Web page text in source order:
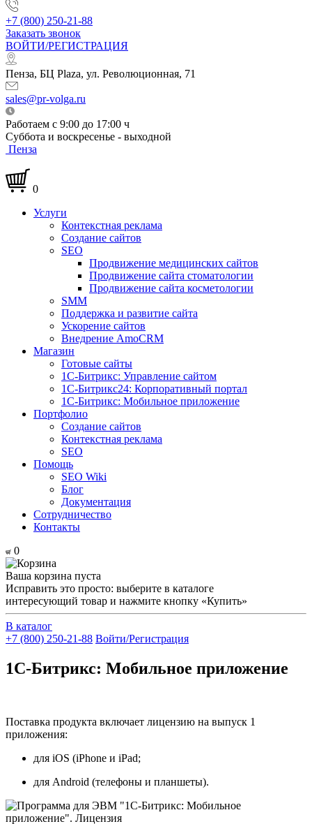
+7 (800) 250-21-88
Заказать звонок
ВОЙТИ/РЕГИСТРАЦИЯ
Пенза, БЦ Plaza, ул. Революционная, 71
sales@pr-volga.ru
Работаем с 9:00 до 17:00 ч
Суббота и воскресенье - выходной
Пенза
0
Услуги
Контекстная реклама
Создание сайтов
SEO
Продвижение медицинских сайтов
Продвижение сайта стоматологии
Продвижение сайта косметологии
SMM
Поддержка и развитие сайта
Ускорение сайтов
Внедрение AmoCRM
Магазин
Готовые сайты
1С-Битрикс: Управление сайтом
1С-Битрикс24: Корпоративный портал
1С-Битрикс: Мобильное приложение
Портфолио
Создание сайтов
Контекстная реклама
SEO
Помощь
SEO Wiki
Блог
Документация
Сотрудничество
Контакты
0
Ваша корзина пуста
Исправить это просто: выберите в каталоге
интересующий товар и нажмите кнопку «Купить»
В каталог
+7 (800) 250-21-88 Войти/Регистрация
1С-Битрикс: Мобильное приложение
Поставка продукта включает лицензию на выпуск 1
приложения:
для iOS (iPhone и iPad;
для Android (телефоны и планшеты).